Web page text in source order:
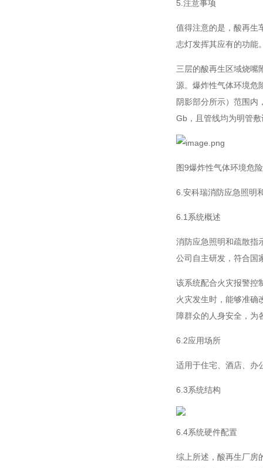
5.注意事项
值得注意的是，酸再生
志灯发挥其应有的功能
三层的酸再生区域烧嘴
源。爆炸性气体环境危
阴影部分所示）范围内
Gb，且管线均为明管敷
图9爆炸性气体环境危
6.安科瑞消防应急照明
6.1系统概述
消防应急照明和疏散指
公司自主研发，符合国
该系统配合火灾报警控
火灾发生时，能够准确
障群众的人身安全，为
6.2应用场所
适用于住宅、酒店、办
6.3系统结构
6.4系统硬件配置
综上所述，酸再生厂房